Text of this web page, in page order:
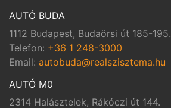
AUTÓ BUDA
1112 Budapest, Budaörsi út 185-195.
Telefon: +36 1 248-3000
Email: autobuda@realszisztema.hu
AUTÓ M0
2314 Halásztelek, Rákóczi út 144.